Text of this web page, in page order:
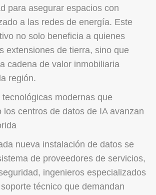
para asegurar espacios con
a las redes de energía. Este
no solo beneficia a quienes
extensiones de tierra, sino que
cadena de valor inmobiliaria
región.
nueva instalación de datos se
de proveedores de servicios,
ingenieros especializados
técnico que demandan